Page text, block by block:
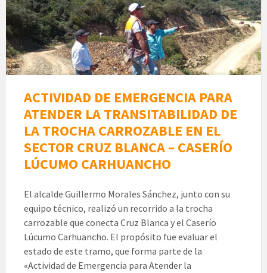
ACTIVIDAD DE EMERGENCIA PARA
ATENDER LA TRANSITABILIDAD DE
LA TROCHA CARROZABLE EN EL
SECTOR CRUZ BLANCA – CASERÍO
LÚCUMO CARHUANCHO
El alcalde Guillermo Morales Sánchez, junto con su
equipo técnico, realizó un recorrido a la trocha
carrozable que conecta Cruz Blanca y el Caserío
Lúcumo Carhuancho. El propósito fue evaluar el
estado de este tramo, que forma parte de la
«Actividad de Emergencia para Atender la